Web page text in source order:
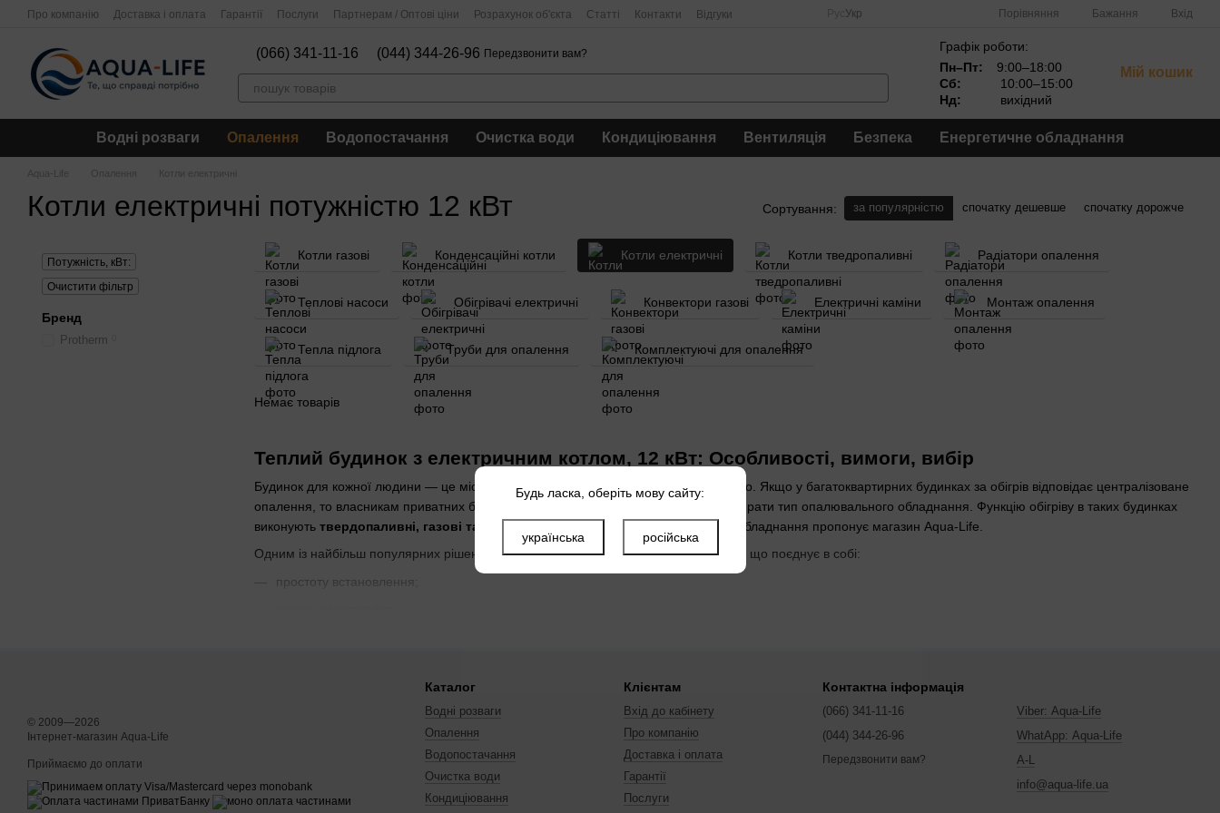
Перейти до основного контенту
Про компанію Доставка і оплата Гарантії Послуги Партнерам / Оптові ціни Розрахунок об'єкта Статті Контакти Відгуки Укр Порівняння Бажання Вхід
(066) 341-11-16 (044) 344-26-96 Передзвонити вам?
Графік роботи:
Пн–Пт:
9:00–18:00
Сб:
10:00–15:00
Нд:
вихідний
Мій кошик
Водні розваги Опалення Водопостачання Очистка води Кондиціювання Вентиляція Безпека Енергетичне обладнання
Aqua-Life Опалення Котли електричні
Котли електричні потужністю 12 кВт Сортування: за популярністю спочатку дешевше спочатку дорожче
Котли газові Конденсаційні котли Котли електричні Котли тведропаливні Радіатори опалення
Теплові насоси Обігрівачі електричні Конвектори газові Електричні каміни Монтаж опалення
Тепла підлога Труби для опалення Комплектуючі для опалення
Теплий будинок з електричним котлом, 12 кВт: Особливості, вимоги, вибір
Будинок для кожної людини — це місце, де має бути тепло, затишно та комфортно. Якщо у багатоквартирних будинках за обігрів відповідає централізоване
опалення, то власникам приватних будинків та котеджів необхідно самостійно обирати тип опалювального обладнання. Функцію обігріву в таких будинках
виконують твердопаливні, газові та електричні котли. В Україні купити
таке обладнання пропонує магазин Aqua-Life.
Одним із найбільш популярних рішень сьогодні єелектричні котли— обладнання, що поєднує в собі:
простоту встановлення;
Немає товарів
Потужність, кВт:
Очистити фільтр
Бренд
Protherm
© 2009—2026
Інтернет-магазин Aqua-Life
Приймаємо до оплати
Каталог
Водні розваги
Опалення
Водопостачання
Очистка води
Кондиціювання
Клієнтам
Вхід до кабінету
Про компанію
Доставка і оплата
Гарантії
Послуги
Контактна інформація
(066) 341-11-16
(044) 344-26-96
Передзвонити вам?
Viber: Aqua-Life
WhatApp: Aqua-Life
A-L
info@aqua-life.ua
Будь ласка, оберіть мову сайту:
українська російська